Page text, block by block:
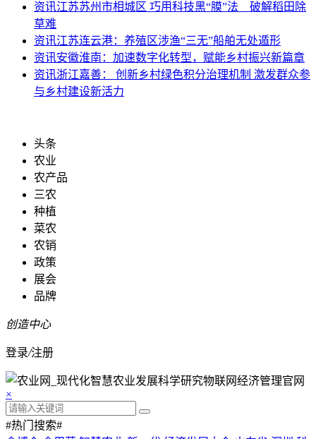
资讯江苏苏州市相城区 巧用科技黑“膜”法 破解稻田除
草难
资讯江苏连云港：养殖区涉渔“三无”船舶无处遁形
资讯安徽淮南：加速数字化转型，赋能乡村振兴新篇章
资讯浙江嘉善： 创新乡村绿色积分治理机制 激发群众参
与乡村建设新活力
头条
农业
农产品
三农
种植
菜农
农销
政策
展会
品牌
创造中心
登录/注册
×
#热门搜索#